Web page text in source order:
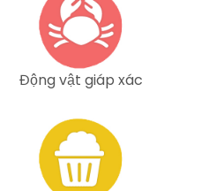
Động vật giáp xác